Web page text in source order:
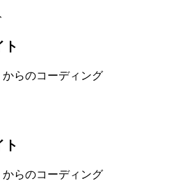
ト
らのコーディング
ト
らのコーディング